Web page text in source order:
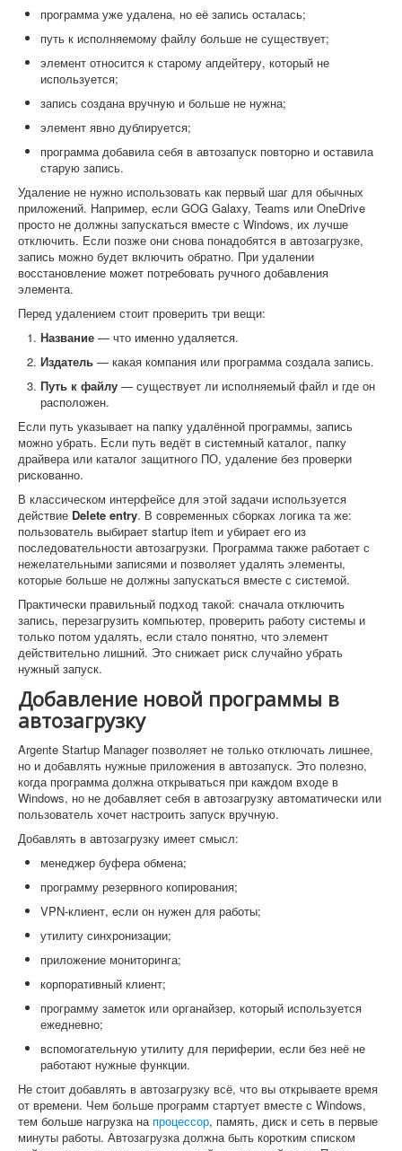
программа уже удалена, но её запись осталась;
путь к исполняемому файлу больше не существует;
элемент относится к старому апдейтеру, который не
используется;
запись создана вручную и больше не нужна;
элемент явно дублируется;
программа добавила себя в автозапуск повторно и оставила
старую запись.
Удаление не нужно использовать как первый шаг для обычных
приложений. Например, если GOG Galaxy, Teams или OneDrive
просто не должны запускаться вместе с Windows, их лучше
отключить. Если позже они снова понадобятся в автозагрузке,
запись можно будет включить обратно. При удалении
восстановление может потребовать ручного добавления
элемента.
Перед удалением стоит проверить три вещи:
Название — что именно удаляется.
Издатель — какая компания или программа создала запись.
Путь к файлу — существует ли исполняемый файл и где он
расположен.
Если путь указывает на папку удалённой программы, запись
можно убрать. Если путь ведёт в системный каталог, папку
драйвера или каталог защитного ПО, удаление без проверки
рискованно.
В классическом интерфейсе для этой задачи используется
действие Delete entry. В современных сборках логика та же:
пользователь выбирает startup item и убирает его из
последовательности автозагрузки. Программа также работает с
нежелательными записями и позволяет удалять элементы,
которые больше не должны запускаться вместе с системой.
Практически правильный подход такой: сначала отключить
запись, перезагрузить компьютер, проверить работу системы и
только потом удалять, если стало понятно, что элемент
действительно лишний. Это снижает риск случайно убрать
нужный запуск.
Добавление новой программы в
автозагрузку
Argente Startup Manager позволяет не только отключать лишнее,
но и добавлять нужные приложения в автозапуск. Это полезно,
когда программа должна открываться при каждом входе в
Windows, но не добавляет себя в автозагрузку автоматически или
пользователь хочет настроить запуск вручную.
Добавлять в автозагрузку имеет смысл:
менеджер буфера обмена;
программу резервного копирования;
VPN-клиент, если он нужен для работы;
утилиту синхронизации;
приложение мониторинга;
корпоративный клиент;
программу заметок или органайзер, который используется
ежедневно;
вспомогательную утилиту для периферии, если без неё не
работают нужные функции.
Не стоит добавлять в автозагрузку всё, что вы открываете время
от времени. Чем больше программ стартует вместе с Windows,
тем больше нагрузка напроцессор, память, диск и сеть в первые
минуты работы. Автозагрузка должна быть коротким списком